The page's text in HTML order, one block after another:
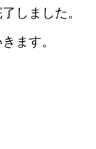
しました。
ます。